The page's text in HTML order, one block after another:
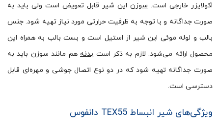
اکولایزر خارجی است. سوزن این شیر قابل تعویض است ولی باید به
صورت جداگانه و با توجه به ظرفیت حرارتی مورد نیاز تهیه شود. جنس
بالب و لوله موئی این شیر از استیل است و بست بالب به همراه این
محصول ارائه می‌شود. لازم به ذکر است بدنه هم مانند سوزن باید به
صورت جداگانه تهیه شود که در دو نوع اتصال جوشی و مهره‌ای قابل
دسترسی است.
ویژگی‌های شیر انبساط TEX55 دانفوس